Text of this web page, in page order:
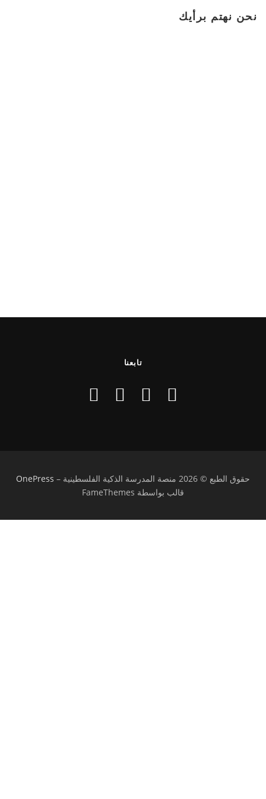
نحن نهتم برأيك
تابعنا
حقوق الطبع © 2026 منصة المدرسة الذكية الفلسطينية –
OnePress
قالب بواسطة FameThemes